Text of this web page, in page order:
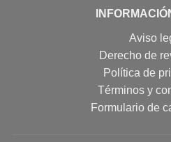
Aviso
Derecho de
Política de
Términos y
Formulario de